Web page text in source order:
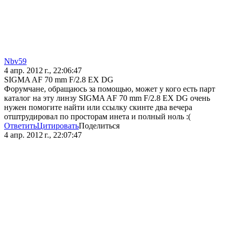
Nbv59
4 апр. 2012 г., 22:06:47
SIGMA AF 70 mm F/2.8 EX DG
Форумчане, обращаюсь за помощью, может у кого есть парт
каталог на эту линзу SIGMA AF 70 mm F/2.8 EX DG очень
нужен помогите найти или ссылку скинте два вечера
отштрудировал по просторам инета и полный ноль :(
ОтветитьЦитироватьПоделиться
4 апр. 2012 г., 22:07:47